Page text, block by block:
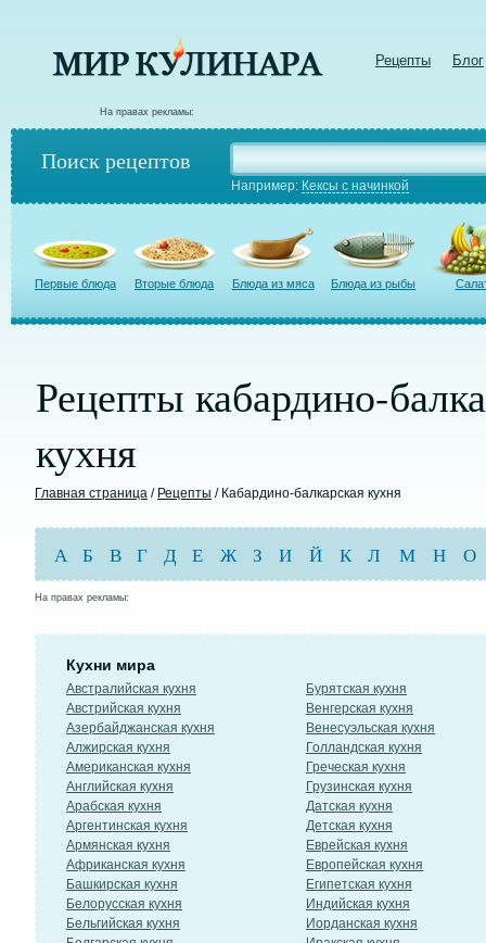
Рецепты Блог
На правах рекламы:
Поиск рецептов
Например: Кексы с начинкой
Первые блюда Вторые блюда Блюда из мяса Блюда из рыбы
Рецепты кабардино-
кухня
Главная страница / Рецепты / Кабардино-балкарская кухня
А Б В Г Д Е Ж З И Й К Л М Н О
На правах рекламы:
Кухни мира
Австралийская кухня
Австрийская кухня
Азербайджанская кухня
Алжирская кухня
Американская кухня
Английская кухня
Арабская кухня
Аргентинская кухня
Армянская кухня
Африканская кухня
Башкирская кухня
Белорусская кухня
Бельгийская кухня
Бурятская кухня
Венгерская кухня
Венесуэльская кухня
Голландская кухня
Греческая кухня
Грузинская кухня
Датская кухня
Детская кухня
Еврейская кухня
Европейская кухня
Египетская кухня
Индийская кухня
Иорданская кухня